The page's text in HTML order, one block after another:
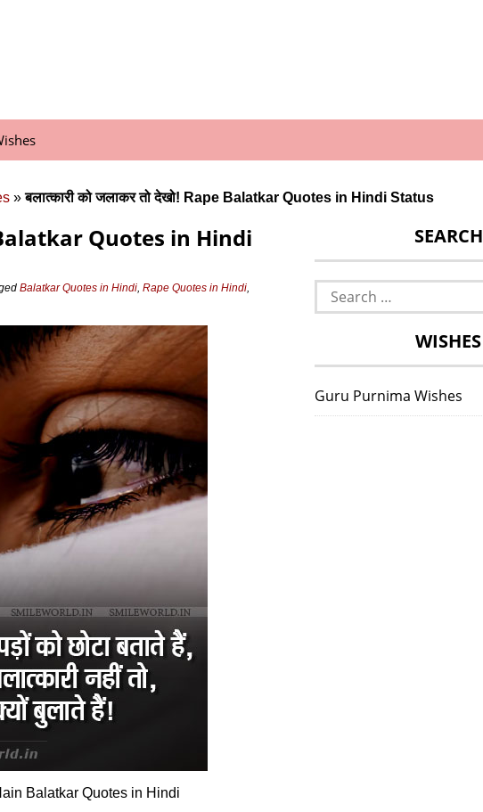
»बलात्कारी को जलाकर तो देखो! Rape Balatkar Quotes in Hindi Status
Balatkar Quotes in Hindi
Balatkar Quotes in Hindi, Rape Quotes in Hindi,
Balatkar Quotes in Hindi
SEARCH
Search
for:
WISHES
Guru Purnima Wishes